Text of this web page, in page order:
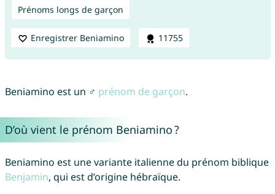
Prénoms longs de garçon
Enregistrer Beniamino 11755
Beniamino est un ♂ prénom de garçon.
D’où vient le prénom Beniamino ?
Beniamino est une variante italienne du prénom biblique
Benjamin, qui est d’origine hébraïque.